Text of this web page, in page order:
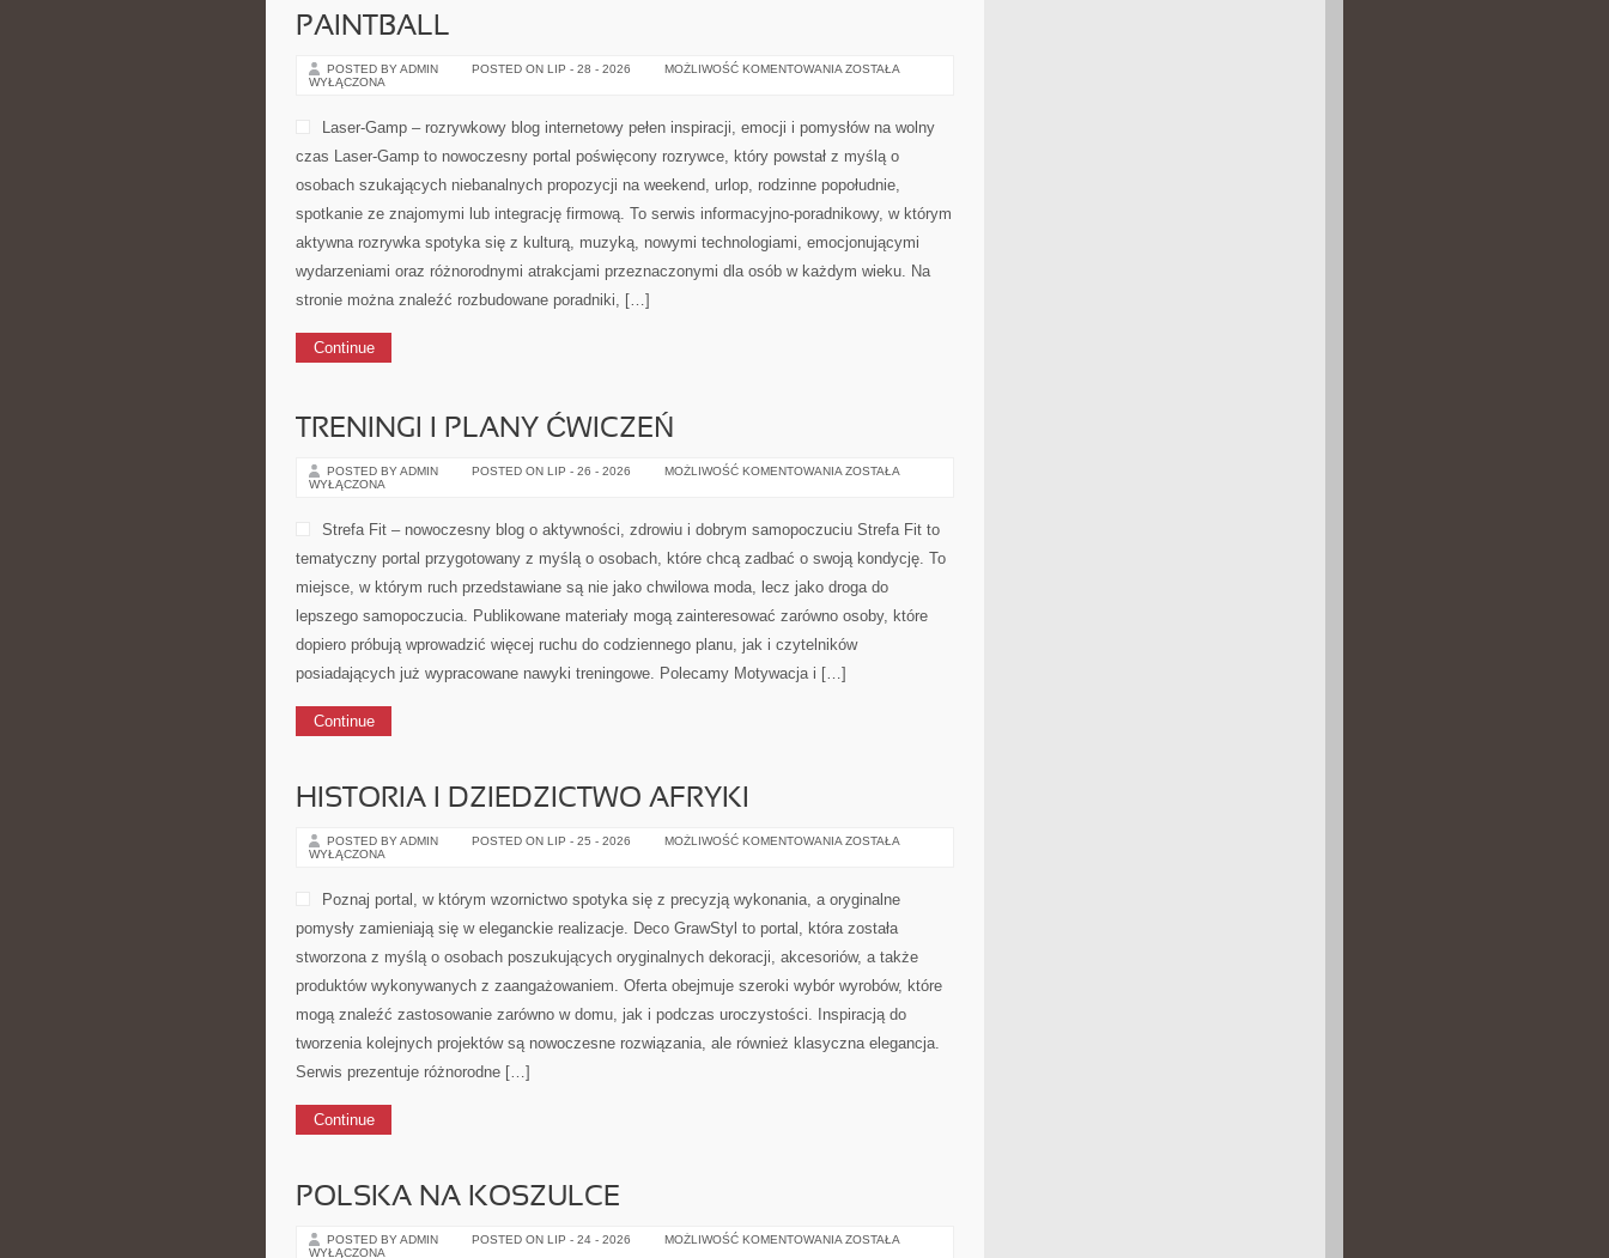
PAINTBALL
POSTED BY ADMIN POSTED ON LIP - 28 - 2026 MOŻLIWOŚĆ KOMENTOWANIA PAINTBALL
ZOSTAŁA
WYŁĄCZONA
Laser-Gamp – rozrywkowy blog internetowy pełen inspiracji, emocji i pomysłów na wolny
czas Laser-Gamp to nowoczesny portal poświęcony rozrywce, który powstał z myślą o
osobach szukających niebanalnych propozycji na weekend, urlop, rodzinne popołudnie,
spotkanie ze znajomymi lub integrację firmową. To serwis informacyjno-poradnikowy, w którym
aktywna rozrywka spotyka się z kulturą, muzyką, nowymi technologiami, emocjonującymi
wydarzeniami oraz różnorodnymi atrakcjami przeznaczonymi dla osób w każdym wieku. Na
stronie można znaleźć rozbudowane poradniki, […]
Continue
TRENINGI I PLANY ĆWICZEŃ
POSTED BY ADMIN POSTED ON LIP - 26 - 2026 MOŻLIWOŚĆ KOMENTOWANIA TRENINGI
ZOSTAŁA
WYŁĄCZONA
Strefa Fit – nowoczesny blog o aktywności, zdrowiu i dobrym samopoczuciu Strefa Fit to
tematyczny portal przygotowany z myślą o osobach, które chcą zadbać o swoją kondycję. To
miejsce, w którym ruch przedstawiane są nie jako chwilowa moda, lecz jako droga do
lepszego samopoczucia. Publikowane materiały mogą zainteresować zarówno osoby, które
dopiero próbują wprowadzić więcej ruchu do codziennego planu, jak i czytelników
posiadających już wypracowane nawyki treningowe. Polecamy Motywacja i […]
Continue
HISTORIA I DZIEDZICTWO AFRYKI
POSTED BY ADMIN POSTED ON LIP - 25 - 2026 MOŻLIWOŚĆ KOMENTOWANIA HISTORIA
ZOSTAŁA
WYŁĄCZONA
Poznaj portal, w którym wzornictwo spotyka się z precyzją wykonania, a oryginalne
pomysły zamieniają się w eleganckie realizacje. Deco GrawStyl to portal, która została
stworzona z myślą o osobach poszukujących oryginalnych dekoracji, akcesoriów, a także
produktów wykonywanych z zaangażowaniem. Oferta obejmuje szeroki wybór wyrobów, które
mogą znaleźć zastosowanie zarówno w domu, jak i podczas uroczystości. Inspiracją do
tworzenia kolejnych projektów są nowoczesne rozwiązania, ale również klasyczna elegancja.
Serwis prezentuje różnorodne […]
Continue
POLSKA NA KOSZULCE
POSTED BY ADMIN POSTED ON LIP - 24 - 2026 MOŻLIWOŚĆ KOMENTOWANIA POLSKA
ZOSTAŁA
WYŁĄCZONA